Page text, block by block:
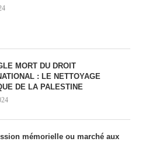
MORT DU DROIT
: LE NETTOYAGE
DE LA PALESTINE
mémorielle ou marché aux